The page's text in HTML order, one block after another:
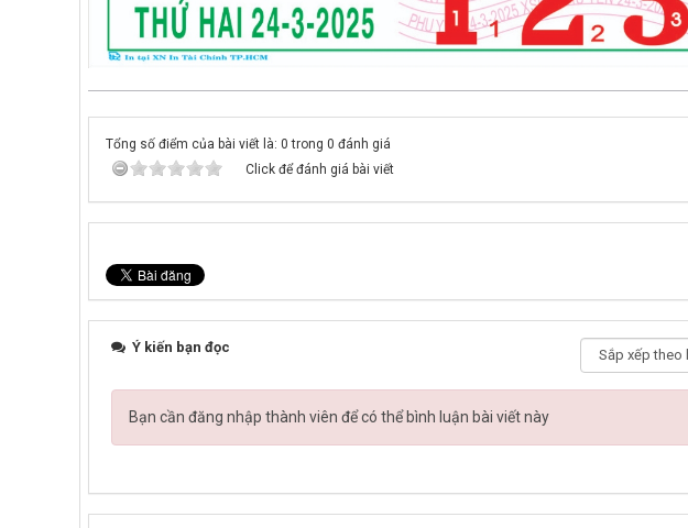
Tổng số điểm của bài viết là: 0 trong 0 đánh giá
Click để đánh giá bài viết
Ý kiến bạn đọc
Bạn cần đăng nhập thành viên để có thể bình luận bài viết này